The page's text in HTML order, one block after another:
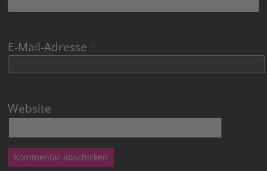
E-Mail-Adresse *
Website